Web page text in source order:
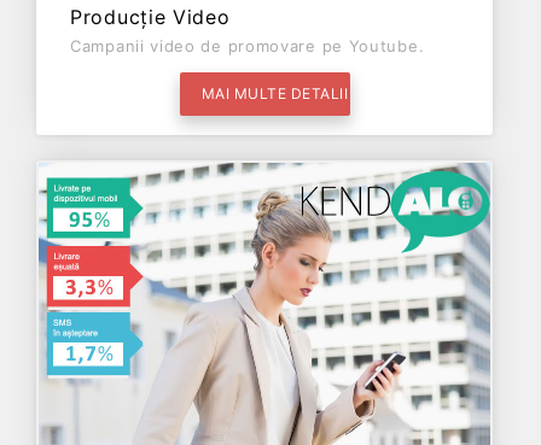
Producție Video
Campanii video de promovare pe Youtube.
MAI MULTE DETALII